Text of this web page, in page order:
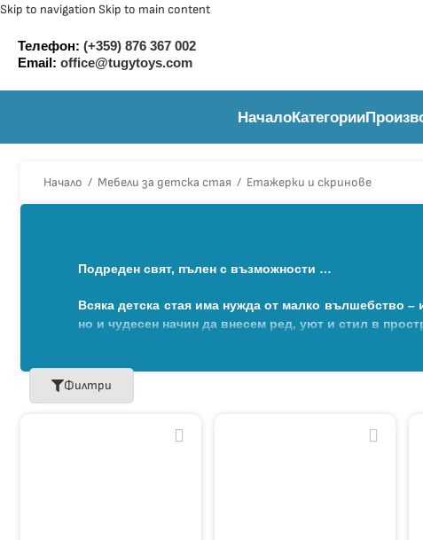
Skip to navigation Skip to main content
Телефон: (+359) 876 367 002
Email: office@tugytoys.com
НачалоКатегории
Начало / Мебели за детска стая / Етажерки и скринове
Подреден свят, пълен с възможности …
Всяка детска стая има нужда от малко вълшебство
но и чудесен начин да внесем ред, уют и стил в
Материалите са подбрани с внимание към
Филтри